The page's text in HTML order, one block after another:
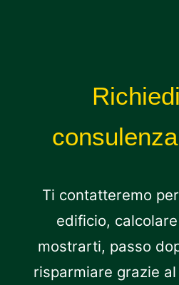
Ti contatteremo
edificio, calcolare
mostrarti, passo
risparmiare grazie al